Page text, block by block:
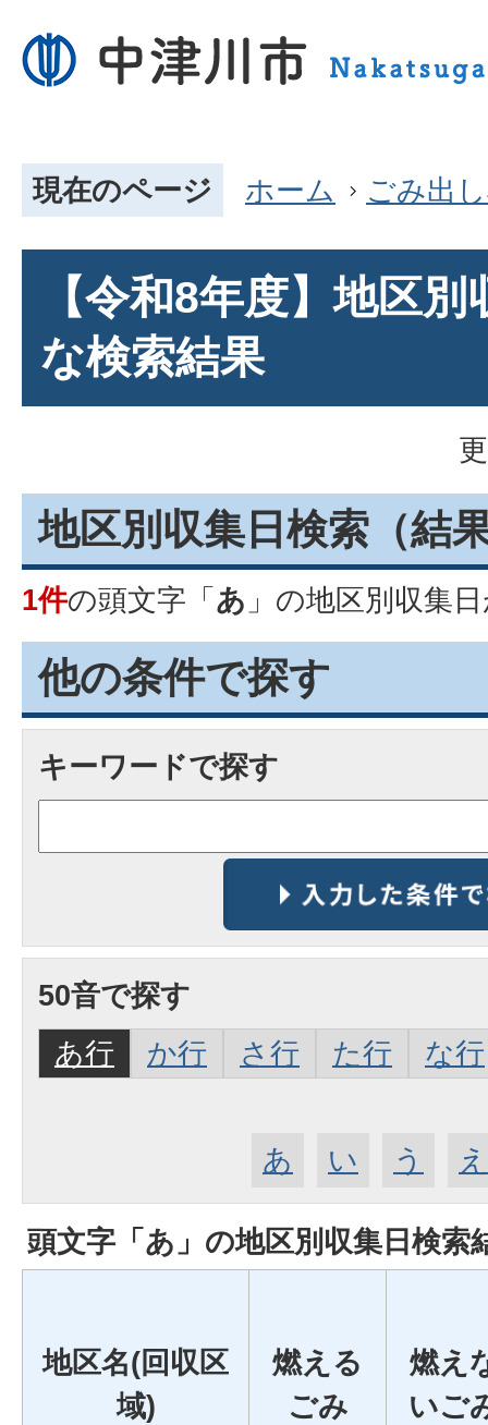
現在のページ ホーム ごみ出
【令和8年度】地区
な検索結果
地区別収集日検索 （結
1件の頭文字「 あ 」の地区別収集日
他の条件で探す
キーワードで探す
50音で探す
あ行
か行 さ行 た行 な行
あ い う え
頭文字「 あ 」の地区別収集日検索
地区名(回収区
域)
燃える
ごみ
燃え
いご